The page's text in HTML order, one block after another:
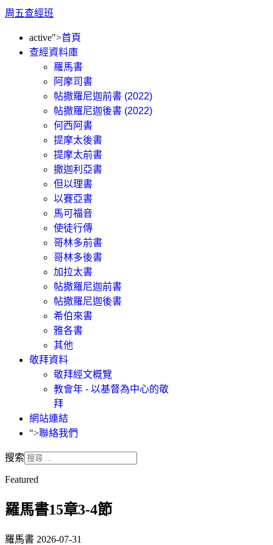
周五查經班
active">首頁
查經資料庫
羅馬書
阿摩司書
帖撒羅尼迦前書 (2022)
帖撒羅尼迦後書 (2022)
何西阿書
提摩太後書
提摩太前書
撒迦利亞書
但以理書
以賽亞書
馬可福音
使徒行傳
哥林多前書
哥林多後書
加拉太書
帖撒羅尼迦前書
帖撒羅尼迦後書
希伯來書
雅各書
其他
敬拜資料
敬拜經文概覽
教會年 - 以基督為中心的敬
拜
網站連結
">聯絡我們
搜索
Featured
羅馬書15章3-4節
羅馬書 2026-07-31